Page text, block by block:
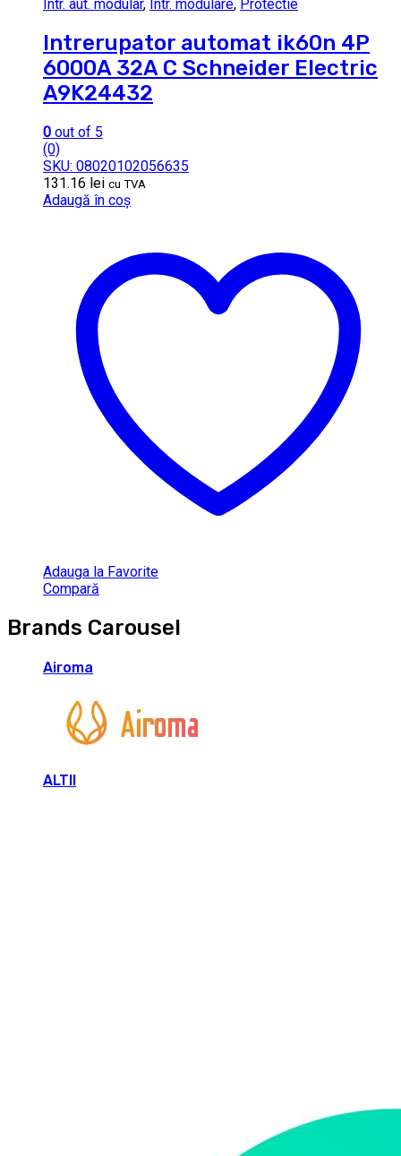
Intr. aut. modular, Intr. modulare, Protectie
Intrerupator automat ik60n 4P
6000A 32A C Schneider Electric
A9K24432
0 out of 5
(0)
SKU: 08020102056635
131.16 lei cu TVA
Adaugă în coș
Adauga la Favorite
Compară
Brands Carousel
Airoma
ALTII